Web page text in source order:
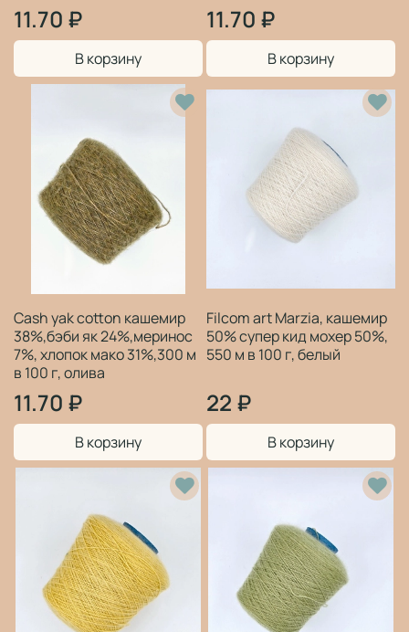
11.70 ₽
В корзину
11.70 ₽
В корзину
Cash yak cotton кашемир
38%,бэби як 24%,меринос
7%, хлопок мако 31%,300 м
в 100 г, олива
11.70 ₽
В корзину
Filcom art Marzia, кашемир
50% супер кид мохер 50%,
550 м в 100 г, белый
22 ₽
В корзину